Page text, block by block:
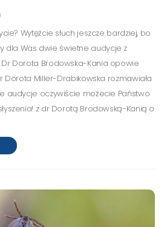
Wytężcie słuch jeszcze bardziej, bo
dla Was dwie świetne audycje z
Dr Dorota Brodowska-Kania opowie
Dorota Miller-Drabikowska rozmawiała
audycje oczywiście możecie Państwo
z dr Dorotą Brodowską-Kanią o
Skład:…